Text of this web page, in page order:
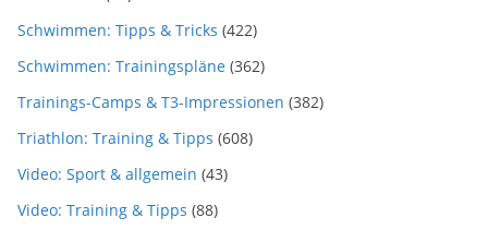
Schwimmen: Tipps & Tricks (422)
Schwimmen: Trainingspläne (362)
Trainings-Camps & T3-Impressionen (382)
Triathlon: Training & Tipps (608)
Video: Sport & allgemein (43)
Video: Training & Tipps (88)